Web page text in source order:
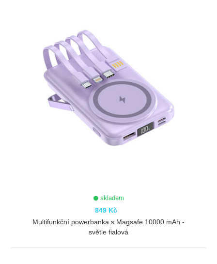
skladem
849 Kč
Multifunkční powerbanka s Magsafe 10000 mAh -
světle fialová